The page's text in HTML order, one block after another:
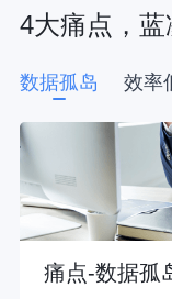
4大痛点，
数据孤岛 效率
痛点-数据孤